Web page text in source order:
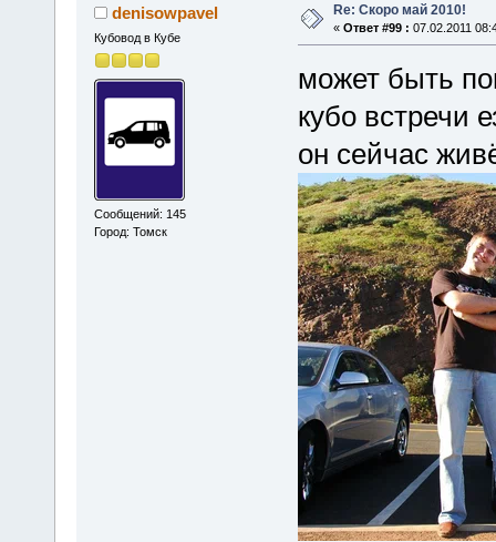
denisowpavel
Кубовод в Кубе
Сообщений: 145
Город: Томск
Re: Скоро май 2010!
« Ответ #99 : 07.02.2011
может быть
кубо встречи
он сейчас